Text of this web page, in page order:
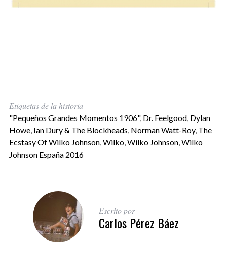
Etiquetas de la historia
"Pequeños Grandes Momentos 1906", Dr. Feelgood, Dylan
Howe, Ian Dury & The Blockheads Norman Watt-Roy, The
Ecstasy Of Wilko Johnson, Wilko, Wilko Johnson, Wilko
Johnson España 2016
Escrito por
Carlos Pérez Báez